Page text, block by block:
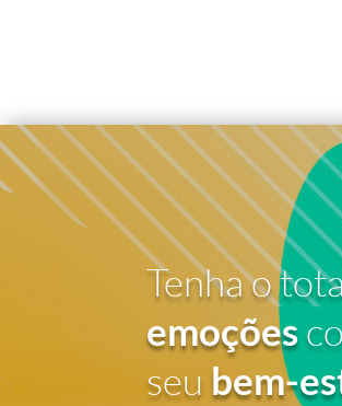
Tenha o
emoções
seu bem-